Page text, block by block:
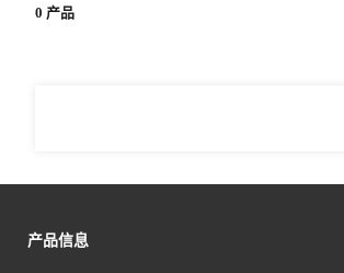
0 产品
产品信息